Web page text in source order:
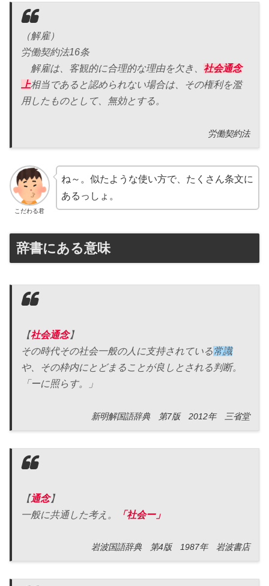
（解雇）
労働契約法16条
解雇は、客観的に合理的な理由を欠き、 社会通念
上相当であると認められない場合は、その権利を濫
用したものとして、無効とする。
労働契約法
こだわる君
ね～。似たような使い方で、たくさん条文に
あるっしょ。
辞書にある意味
【社会通念】
その時代その社会一般の人に支持されている常識
や、その枠内にとどまることが良しとされる判断。
「ーに照らす。」
新明解国語辞典 第7版 2012年 三省堂
【通念】
一般に共通した考え。
「社会ー」
岩波国語辞典 第4版 1987年 岩波書店